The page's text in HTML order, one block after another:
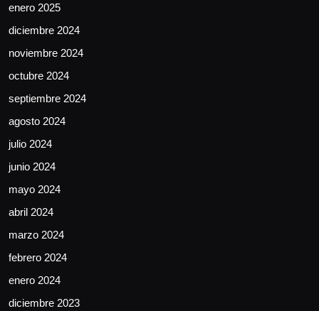
enero 2025
diciembre 2024
noviembre 2024
octubre 2024
septiembre 2024
agosto 2024
julio 2024
junio 2024
mayo 2024
abril 2024
marzo 2024
febrero 2024
enero 2024
diciembre 2023